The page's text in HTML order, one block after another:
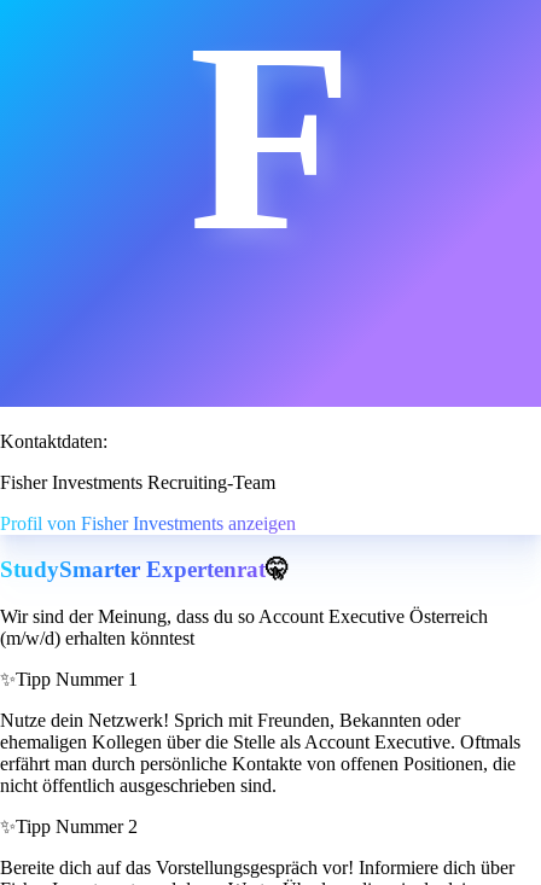
F
Kontaktdaten:
Fisher Investments Recruiting-Team
Profil von Fisher Investments anzeigen
StudySmarter Expertenrat🤫
Wir sind der Meinung, dass du so Account Executive Österreich
(m/w/d) erhalten könntest
✨Tipp Nummer 1
Nutze dein Netzwerk! Sprich mit Freunden, Bekannten oder
ehemaligen Kollegen über die Stelle als Account Executive. Oftmals
erfährt man durch persönliche Kontakte von offenen Positionen, die
nicht öffentlich ausgeschrieben sind.
✨Tipp Nummer 2
Bereite dich auf das Vorstellungsgespräch vor! Informiere dich über